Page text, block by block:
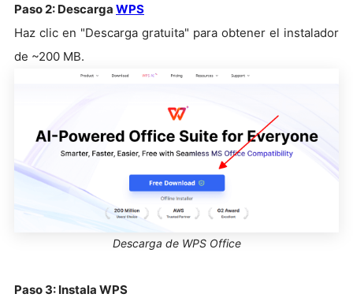
Paso 2: Descarga WPS
Haz clic en "Descarga gratuita" para obtener el instalador
de ~200 MB.
Descarga de WPS Office
Paso 3: Instala WPS